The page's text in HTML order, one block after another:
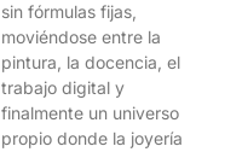
sin fórmulas fijas,
moviéndose entre la
pintura, la docencia, el
trabajo digital y
finalmente un universo
propio donde la joyería